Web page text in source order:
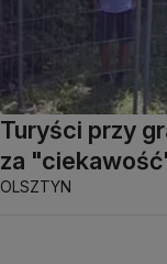
Turyści przy
za
OLSZTYN